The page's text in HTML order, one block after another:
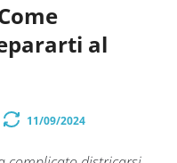
al
11/09/2024